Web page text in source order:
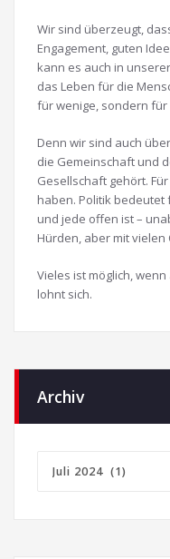
Wir sind überzeugt,
Engagement, guten
kann es auch in
das Leben für die
für wenige, sondern für
Denn wir sind auch
die Gemeinschaft und
Gesellschaft gehört.
haben. Politik
und jede offen ist –
Hürden, aber mit
Vieles ist möglich,
lohnt sich.
Archiv